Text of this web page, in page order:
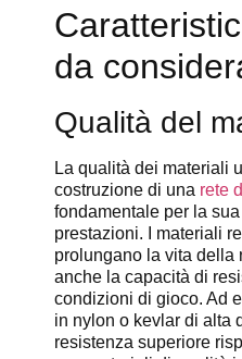
da
Qualità del
La qualità dei materiali
costruzione di una rete
fondamentale per la
prestazioni. I materiali
prolungano la vita della
anche la capacità di
condizioni di gioco. Ad
in nylon o kevlar di alta
resistenza superiore